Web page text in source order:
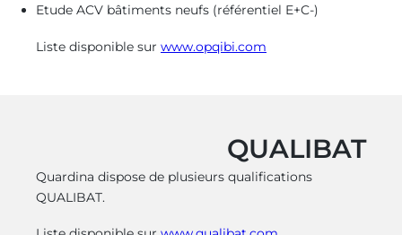
Etude ACV bâtiments neufs (référentiel E+C-)
Liste disponible sur www.opqibi.com
QUALIBAT
Quardina dispose de plusieurs qualifications
QUALIBAT.